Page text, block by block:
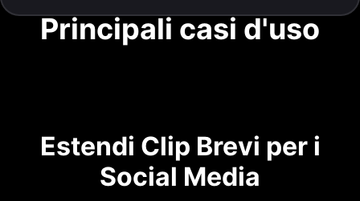
Principali casi d'uso
Estendi Clip Brevi per i
Social Media